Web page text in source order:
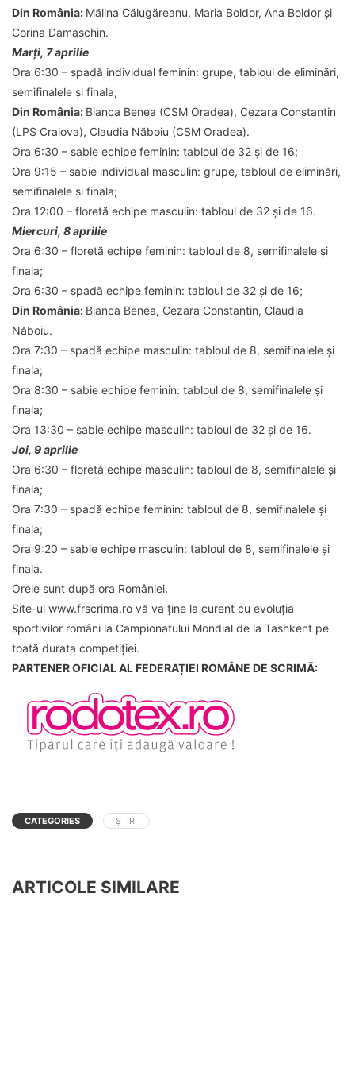
Din România: Mălina Călugăreanu, Maria Boldor, Ana Boldor și
Corina Damaschin.
Marți, 7 aprilie
Ora 6:30 – spadă individual feminin: grupe, tabloul de eliminări,
semifinalele și finala;
Din România: Bianca Benea (CSM Oradea), Cezara Constantin
(LPS Craiova), Claudia Năboiu (CSM Oradea).
Ora 6:30 – sabie echipe feminin: tabloul de 32 și de 16;
Ora 9:15 – sabie individual masculin: grupe, tabloul de eliminări,
semifinalele și finala;
Ora 12:00 – floretă echipe masculin: tabloul de 32 și de 16.
Miercuri, 8 aprilie
Ora 6:30 – floretă echipe feminin: tabloul de 8, semifinalele și
finala;
Ora 6:30 – spadă echipe feminin: tabloul de 32 și de 16;
Din România: Bianca Benea, Cezara Constantin, Claudia
Năboiu.
Ora 7:30 – spadă echipe masculin: tabloul de 8, semifinalele și
finala;
Ora 8:30 – sabie echipe feminin: tabloul de 8, semifinalele și
finala;
Ora 13:30 – sabie echipe masculin: tabloul de 32 și de 16.
Joi, 9 aprilie
Ora 6:30 – floretă echipe masculin: tabloul de 8, semifinalele și
finala;
Ora 7:30 – spadă echipe feminin: tabloul de 8, semifinalele și
finala;
Ora 9:20 – sabie echipe masculin: tabloul de 8, semifinalele și
finala.
Orele sunt după ora României.
Site-ul www.frscrima.ro vă va ține la curent cu evoluția
sportivilor români la Campionatului Mondial de la Tashkent pe
toată durata competiției.
PARTENER OFICIAL AL FEDERAȚIEI ROMÂNE DE SCRIMĂ:
CATEGORIES ȘTIRI
ARTICOLE SIMILARE